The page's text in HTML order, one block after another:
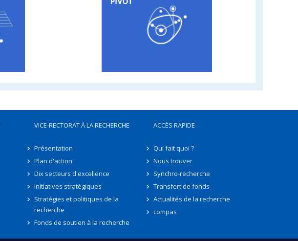
VICE-RECTORAT À LA RECHERCHE
Présentation
Plan d'action
Dix secteurs d'excellence
Initiatives stratégiques
Stratégies et politiques de la
recherche
Fonds de soutien à la recherche
ACCÈS RAPIDE
Qui fait quoi ?
Nous trouver
Synchro-recherche
Transfert de fonds
Actualités de la recherche
compas